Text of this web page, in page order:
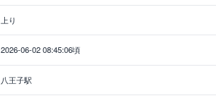
上り
2026-06-02 08:45:06頃
八王子駅